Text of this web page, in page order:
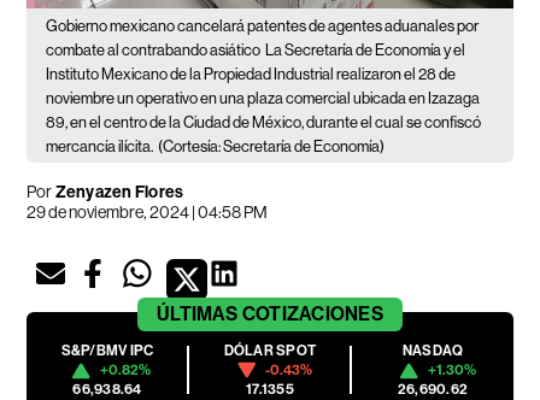
Gobierno mexicano cancelará patentes de agentes aduanales por
combate al contrabando asiático La Secretaría de Economía y el
Instituto Mexicano de la Propiedad Industrial realizaron el 28 de
noviembre un operativo en una plaza comercial ubicada en Izazaga
89, en el centro de la Ciudad de México, durante el cual se confiscó
mercancía ilícita. (Cortesía: Secretaría de Economía)
PorZenyazen Flores
29 de noviembre, 2024 | 04:58 PM
ÚLTIMAS COTIZACIONES
S&P/BMV IPC
+0.82%
66,938.64
DÓLAR SPOT
-0.43%
17.1355
NASDAQ
+1.30%
26,690.62